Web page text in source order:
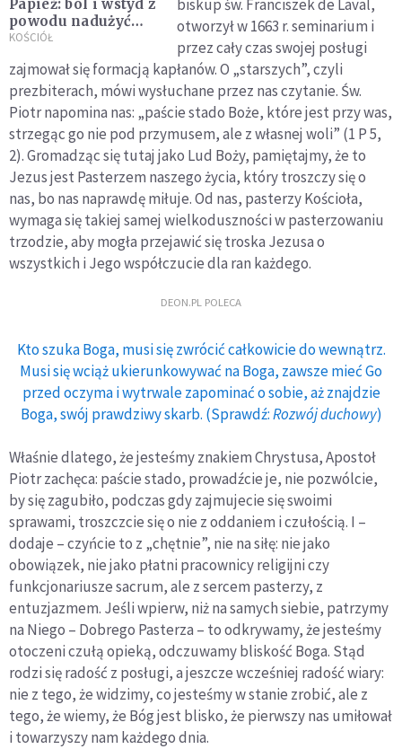
Papież: ból i wstyd z
powodu nadużyć
seksualnych muszą
nawrócenia
KOŚCIÓŁ
biskup św. Franciszek de Laval,
otworzył w 1663 r. seminarium i
przez cały czas swojej posługi
zajmował się formacją kapłanów. O „starszych”, czyli
prezbiterach, mówi wysłuchane przez nas czytanie. Św.
Piotr napomina nas: „paście stado Boże, które jest przy was,
strzegąc go nie pod przymusem, ale z własnej woli” (1 P 5,
2). Gromadząc się tutaj jako Lud Boży, pamiętajmy, że to
Jezus jest Pasterzem naszego życia, który troszczy się o
nas, bo nas naprawdę miłuje. Od nas, pasterzy Kościoła,
wymaga się takiej samej wielkoduszności w pasterzowaniu
trzodzie, aby mogła przejawić się troska Jezusa o
wszystkich i Jego współczucie dla ran każdego.
DEON.PL POLECA
Kto szuka Boga, musi się zwrócić całkowicie do wewnątrz.
Musi się wciąż ukierunkowywać na Boga, zawsze mieć Go
przed oczyma i wytrwale zapominać o sobie, aż znajdzie
Boga, swój prawdziwy skarb. (Sprawdź:Rozwój duchowy)
Właśnie dlatego, że jesteśmy znakiem Chrystusa, Apostoł
Piotr zachęca: paście stado, prowadźcie je, nie pozwólcie,
by się zagubiło, podczas gdy zajmujecie się swoimi
sprawami, troszczcie się o nie z oddaniem i czułością. I –
dodaje – czyńcie to z „chętnie”, nie na siłę: nie jako
obowiązek, nie jako płatni pracownicy religijni czy
funkcjonariusze sacrum, ale z sercem pasterzy, z
entuzjazmem. Jeśli wpierw, niż na samych siebie, patrzymy
na Niego – Dobrego Pasterza – to odkrywamy, że jesteśmy
otoczeni czułą opieką, odczuwamy bliskość Boga. Stąd
rodzi się radość z posługi, a jeszcze wcześniej radość wiary:
nie z tego, że widzimy, co jesteśmy w stanie zrobić, ale z
tego, że wiemy, że Bóg jest blisko, że pierwszy nas umiłował
i towarzyszy nam każdego dnia.